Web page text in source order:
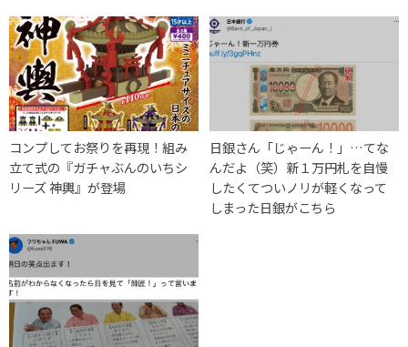
コンプしてお祭りを再現！組み
立て式の『ガチャぶんのいちシ
リーズ 神輿』が登場
日銀さん「じゃーん！」…てな
んだよ（笑）新１万円札を自慢
したくてついノリが軽くなって
しまった日銀がこちら